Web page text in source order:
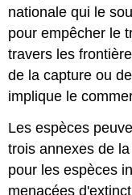
nationale qui le
pour empêcher le
travers les
de la capture ou
implique le
Les espèces
trois annexes de
pour les espèces
menacées